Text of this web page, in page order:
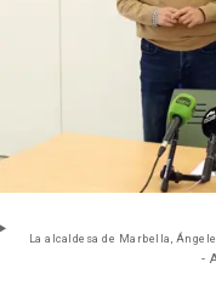
La alcaldesa de Marbella,
-